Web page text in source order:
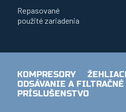
Repasované
použité zariadenia
KOMPRESORY
ODSÁVANIE A
PRÍSLUŠENSTVO